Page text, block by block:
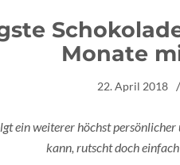
Monate
22. April 2018
ein weiterer höchst
kann, rutscht doch